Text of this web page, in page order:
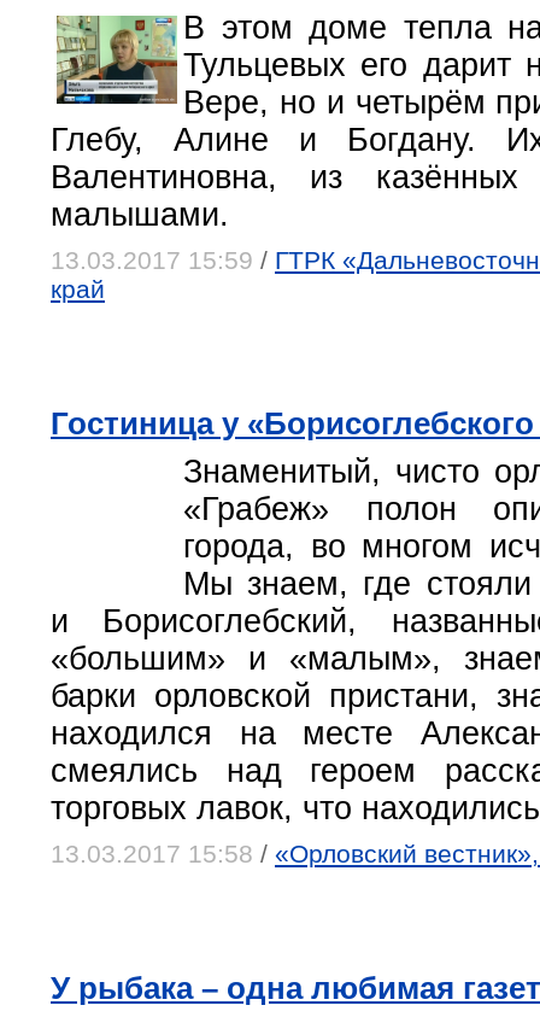
В этом доме тепла
Тульцевых его дарит
Вере, но и четырём
Глебу, Алине и Богдану.
Валентиновна, из
малышами.
13.03.2017 15:59 / ГТРК
край
Гостиница у
Знаменитый, чисто
«Грабеж» полон
города, во многом
Мы знаем, где
и Борисоглебский,
«большим» и «малым»,
барки орловской пристани,
находился на месте
смеялись над героем
торговых лавок, что
13.03.2017 15:58 / «Орловский
У рыбака – одна любимая